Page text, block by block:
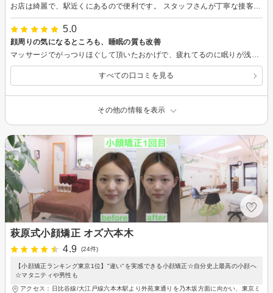
お店は綺麗で、駅近くにあるので便利です。 スタッフさんが丁寧な接客をしてくださったり、自分が気になっている所とお話もちゃんと聞いてくれます。 次の日の肌の調子も良かったですので、またリピートしたいと考えています。
5.0
顔周りの気になるところも、睡眠の質も改善
マッサージでがっつりほぐして頂いたおかげで、疲れてるのに眠りが浅かった前日とは違って施術後の夜はしっかり眠れて、翌朝もフェイスラインがすっきりでした！いつもありがとうございます！
すべての口コミを見る
その他の情報を表示
萩原式小顔矯正 オズ六本木
4.9
(24件)
【小顔矯正ランキング東京1位】"違い"を実感できる小顔矯正☆自分史上最高の小顔へ
☆マタニティや男性も
アクセス：日比谷線/大江戸線六本木駅より外苑東通りを乃木坂方面に向かい、東京ミ